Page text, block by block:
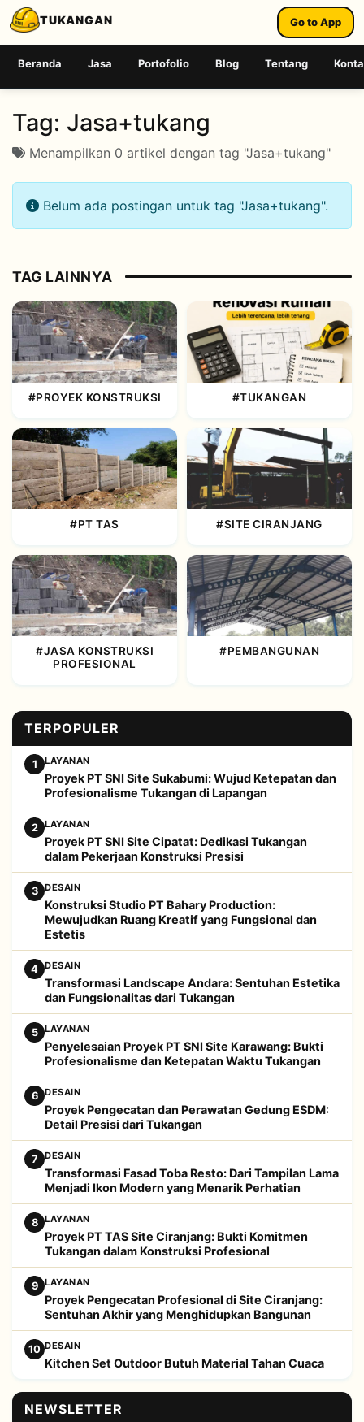
TUKANGAN Go to App
Beranda Jasa Portofolio Blog Tentang
Tag: Jasa+tukang
Menampilkan 0 artikel dengan tag "Jasa+tukang"
Belum ada postingan untuk tag "Jasa+tukang".
TAG LAINNYA
#PROYEK KONSTRUKSI #TUKANGAN
#PT TAS #SITE CIRANJANG
#JASA KONSTRUKSI
PROFESIONAL
#PEMBANGUNAN
TERPOPULER
1 LAYANAN
Proyek PT SNI Site Sukabumi: Wujud Ketepatan dan
Profesionalisme Tukangan di Lapangan
2 LAYANAN
Proyek PT SNI Site Cipatat: Dedikasi Tukangan
dalam Pekerjaan Konstruksi Presisi
3 DESAIN
Konstruksi Studio PT Bahary Production:
Mewujudkan Ruang Kreatif yang Fungsional dan
Estetis
4 DESAIN
Transformasi Landscape Andara: Sentuhan Estetika
dan Fungsionalitas dari Tukangan
5 LAYANAN
Penyelesaian Proyek PT SNI Site Karawang: Bukti
Profesionalisme dan Ketepatan Waktu Tukangan
6 DESAIN
Proyek Pengecatan dan Perawatan Gedung ESDM:
Detail Presisi dari Tukangan
7 DESAIN
Transformasi Fasad Toba Resto: Dari Tampilan Lama
Menjadi Ikon Modern yang Menarik Perhatian
8 LAYANAN
Proyek PT TAS Site Ciranjang: Bukti Komitmen
Tukangan dalam Konstruksi Profesional
9 LAYANAN
Proyek Pengecatan Profesional di Site Ciranjang:
Sentuhan Akhir yang Menghidupkan Bangunan
10 DESAIN
Kitchen Set Outdoor Butuh Material Tahan Cuaca
NEWSLETTER